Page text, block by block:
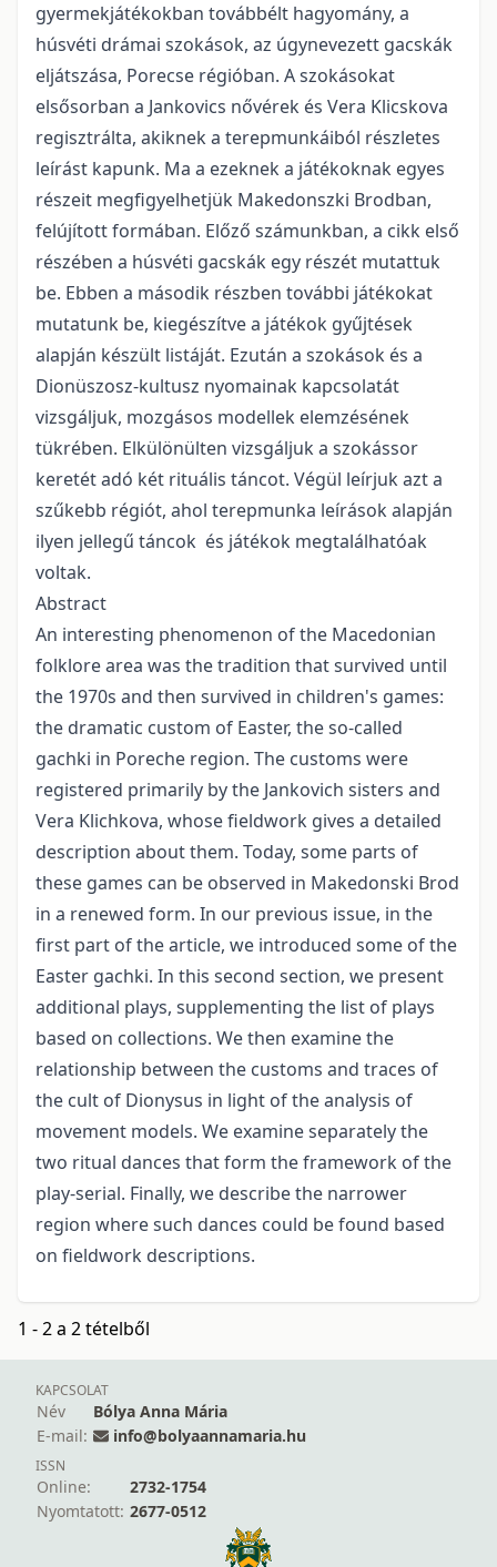
gyermekjátékokban továbbélt hagyomány, a
húsvéti drámai szokások, az úgynevezett gacskák
eljátszása, Porecse régióban. A szokásokat
elsősorban a Jankovics nővérek és Vera Klicskova
regisztrálta, akiknek a terepmunkáiból részletes
leírást kapunk. Ma a ezeknek a játékoknak egyes
részeit megfigyelhetjük Makedonszki Brodban,
felújított formában. Előző számunkban, a cikk első
részében a húsvéti gacskák egy részét mutattuk
be. Ebben a második részben további játékokat
mutatunk be, kiegészítve a játékok gyűjtések
alapján készült listáját. Ezután a szokások és a
Dionüszosz-kultusz nyomainak kapcsolatát
vizsgáljuk, mozgásos modellek elemzésének
tükrében. Elkülönülten vizsgáljuk a szokássor
keretét adó két rituális táncot. Végül leírjuk azt a
szűkebb régiót, ahol terepmunka leírások alapján
ilyen jellegű táncok és játékok megtalálhatóak
voltak.
Abstract
An interesting phenomenon of the Macedonian
folklore area was the tradition that survived until
the 1970s and then survived in children's games:
the dramatic custom of Easter, the so-called
gachki in Poreche region. The customs were
registered primarily by the Jankovich sisters and
Vera Klichkova, whose fieldwork gives a detailed
description about them. Today, some parts of
these games can be observed in Makedonski Brod
in a renewed form. In our previous issue, in the
first part of the article, we introduced some of the
Easter gachki. In this second section, we present
additional plays, supplementing the list of plays
based on collections. We then examine the
relationship between the customs and traces of
the cult of Dionysus in light of the analysis of
movement models. We examine separately the
two ritual dances that form the framework of the
play-serial. Finally, we describe the narrower
region where such dances could be found based
on fieldwork descriptions.
1 - 2 a 2 tételből
KAPCSOLAT
Név
Bólya Anna Mária
E-mail:
info@bolyaannamaria.hu
ISSN
Online:
2732-1754
Nyomtatott: 2677-0512